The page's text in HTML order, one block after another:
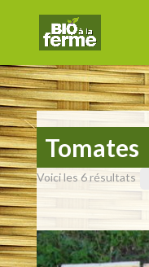
Tomates
Voici les 6 résultats